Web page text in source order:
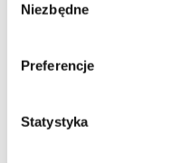
zgody
Niezbędne
Preferencje
Statystyka
SZKOLENIE